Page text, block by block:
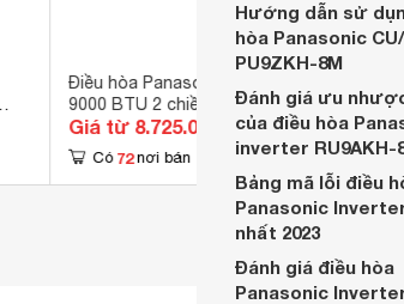
Điều hòa Panasonic Inverter
9000 BTU 2 chiều XZ9ZKH-8
gas R-32
Giá từ 8.725.000 đ
Có 72 nơi bán
gas
Giá
Có
Hướng dẫn sử
hòa Panasonic
PU9ZKH-8M
Đánh giá ưu
của điều hòa
inverter RU9AKH-
Bảng mã lỗi điều
Panasonic
nhất 2023
Đánh giá điều hòa
Panasonic